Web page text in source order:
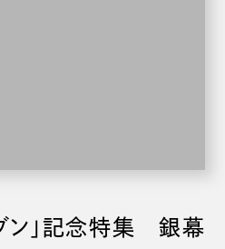
ン」記念特集 銀幕